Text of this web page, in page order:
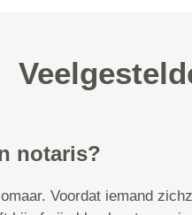
notaris?
Voordat iemand